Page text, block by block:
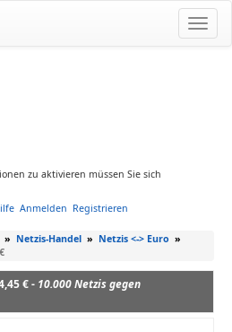
zu aktivieren müssen Sie sich
Anmelden Registrieren
» Netzis-Handel » Netzis <-> Euro »
€ - 10.000 Netzis gegen